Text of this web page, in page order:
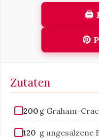
🖨
Zutaten
200 g Graham-
120 g ungesalzene